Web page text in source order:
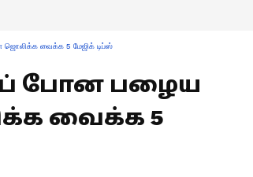
வைக்க 5 மேஜிக் டிப்ஸ்
போன பழைய
வைக்க 5